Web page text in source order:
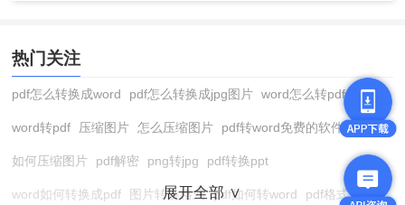
热门关注
pdf怎么转换成word pdf怎么转换成jpg图片 word怎么转pdf
word转pdf 压缩图片 怎么压缩图片 pdf转word免费的软件
如何压缩图片 pdf解密 png转jpg pdf转换ppt
word如何转换成pdf 图片转换格式 pdf如何转word pdf格式转换
展开全部 ∨